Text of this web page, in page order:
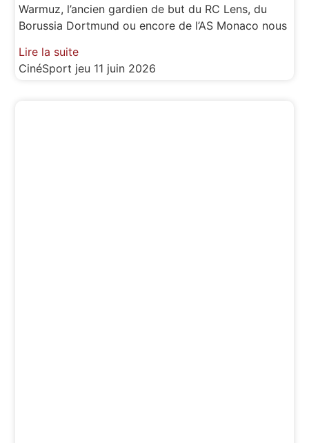
Warmuz, l’ancien gardien de but du RC Lens, du
Borussia Dortmund ou encore de l’AS Monaco nous
Lire la suite
CinéSport jeu 11 juin 2026